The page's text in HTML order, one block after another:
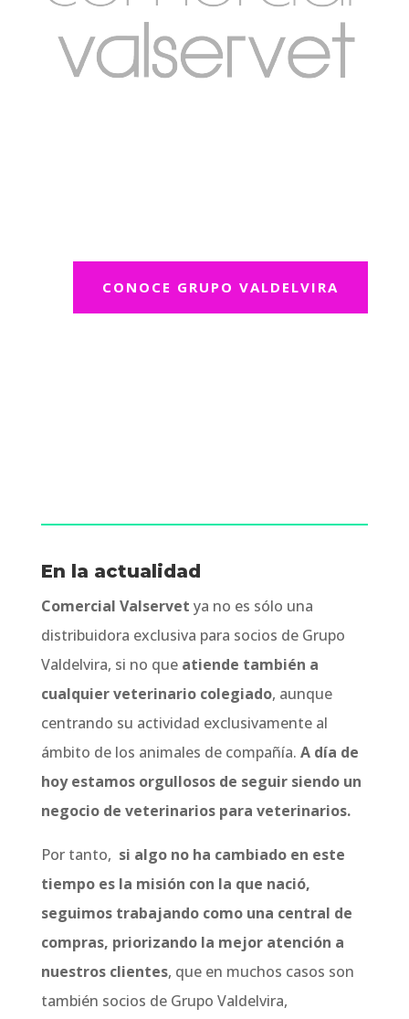
CONOCE GRUPO VALDELVIRA
En la actualidad
Comercial Valservet ya no es sólo una
distribuidora exclusiva para socios de Grupo
Valdelvira, si no que atiende también a
cualquier veterinario colegiado, aunque
centrando su actividad exclusivamente al
ámbito de los animales de compañía. A día de
hoy estamos orgullosos de seguir siendo un
negocio de veterinarios para veterinarios.
Por tanto, si algo no ha cambiado en este
tiempo es la misión con la que nació,
seguimos trabajando como una central de
compras, priorizando la mejor atención a
nuestros clientes, que en muchos casos son
también socios de Grupo Valdelvira,